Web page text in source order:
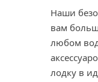
Наши
вам
любом
лодку в